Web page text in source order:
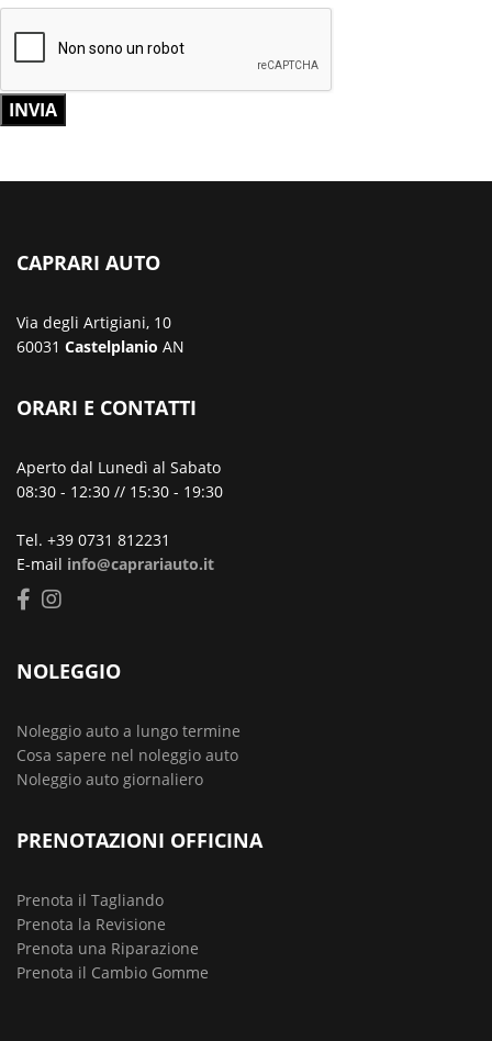
INVIA
CAPRARI AUTO
Via degli Artigiani, 10
60031 Castelplanio AN
ORARI E CONTATTI
Aperto dal Lunedì al Sabato
08:30 - 12:30 // 15:30 - 19:30
Tel. +39 0731 812231
E-mail info@caprariauto.it
NOLEGGIO
Noleggio auto a lungo termine
Cosa sapere nel noleggio auto
Noleggio auto giornaliero
PRENOTAZIONI OFFICINA
Prenota il Tagliando
Prenota la Revisione
Prenota una Riparazione
Prenota il Cambio Gomme